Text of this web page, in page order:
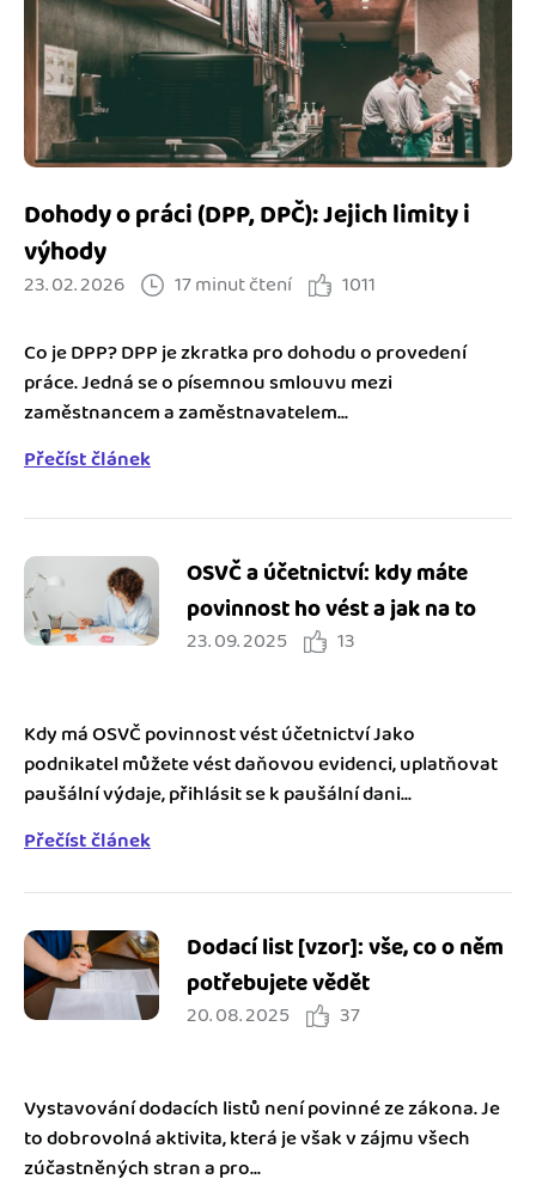
Spřátelené účetní
Katalog doplňků
Jak se vyznat ve fakturaci
Blog
mini akademie
Dohody o práci (DPP, DPČ): Jejich limity i
výhody
23. 02. 2026 17 minut čtení 1011
Co je DPP? DPP je zkratka pro dohodu o provedení
práce. Jedná se o písemnou smlouvu mezi
zaměstnancem a zaměstnavatelem...
Přečíst článek
OSVČ a účetnictví: kdy máte
povinnost ho vést a jak na to
23. 09. 2025 13
Kdy má OSVČ povinnost vést účetnictví Jako
podnikatel můžete vést daňovou evidenci, uplatňovat
paušální výdaje, přihlásit se k paušální dani...
Přečíst článek
Dodací list [vzor]: vše, co o něm
potřebujete vědět
20. 08. 2025 37
Vystavování dodacích listů není povinné ze zákona. Je
to dobrovolná aktivita, která je však v zájmu všech
zúčastněných stran a pro...